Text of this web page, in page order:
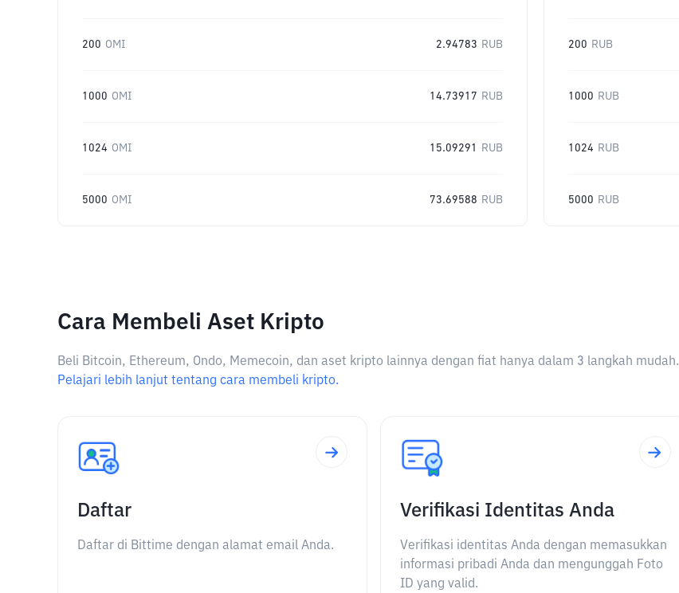
200 OMI 2.94783 RUB
1000 OMI 14.73917 RUB
1024 OMI 15.09291 RUB
5000 OMI 73.69588 RUB
200 RUB
1000 RUB
1024 RUB
5000 RUB
Cara Membeli Aset Kripto
Beli Bitcoin, Ethereum, Ondo, Memecoin, dan aset kripto lainnya dengan fiat hanya dalam 3 langkah mudah.
Pelajari lebih lanjut tentang cara membeli kripto.
Daftar
Daftar di Bittime dengan alamat email Anda.
Verifikasi Identitas Anda
Verifikasi identitas Anda dengan memasukkan
informasi pribadi Anda dan mengunggah Foto
ID yang valid.